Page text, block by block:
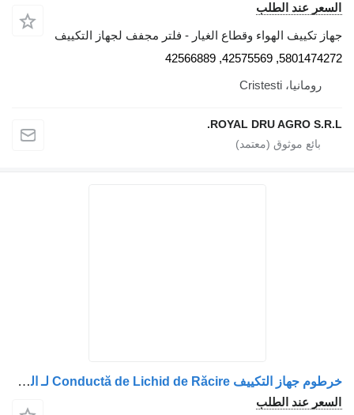
السعر عند الطلب
جهاز تكييف الهواء وقطاع الغيار - فلتر مجفف لجهاز التكييف
5801474272, 42575569, 42566889
رومانيا، Cristesti
ROYAL DRU AGRO S.R.L.
خرطوم جهاز التكييف Conductă de Lichid de Răcire لـ الشاحنات IVECO 5801814394 / 5801421623
السعر عند الطلب